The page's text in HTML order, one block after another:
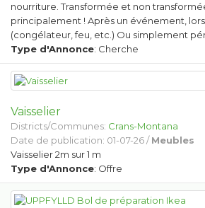
nourriture. Transformée et non
principalement ! Après un événement,
(congélateur, feu, etc.) Ou simplement
Type d'Annonce: Cherche
Vaisselier
Districts/Communes: Crans-Montana
Date de publication: 01-07-26 /Meubles
Vaisselier 2m sur 1 m
Type d'Annonce: Offre